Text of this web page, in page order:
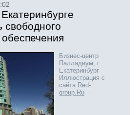
свободного
Бизнес-центр
Палладиум, г.
Екатеринбург
Иллюстрация с
сайта Red-
group.Ru